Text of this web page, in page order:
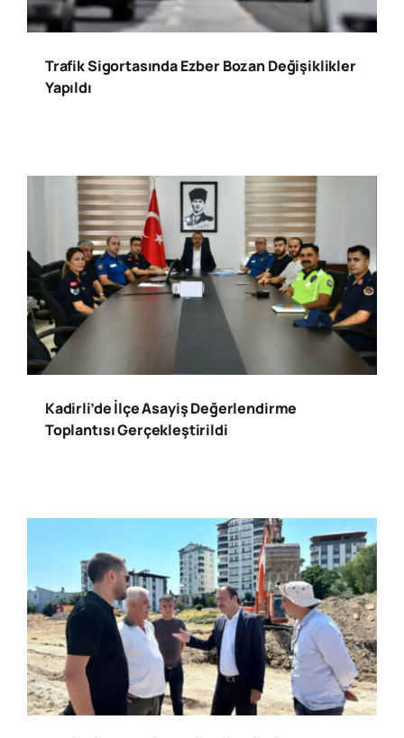
Trafik Sigortasında Ezber Bozan Değişiklikler
Yapıldı
Kadirli’de İlçe Asayiş Değerlendirme
Toplantısı Gerçekleştirildi